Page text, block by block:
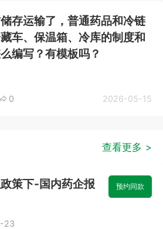
存运输了，普通药品和冷链
车、保温箱、冷库的制度和
编写？有模板吗？
0 2026-05-15
查看更多 >
策下-国内药企报
23
预约同款